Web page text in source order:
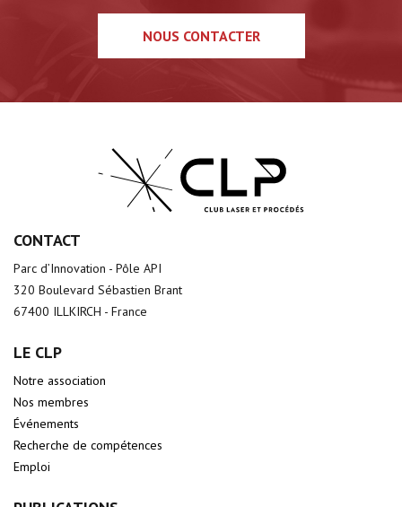
NOUS CONTACTER
CONTACT
Parc d’Innovation - Pôle API
320 Boulevard Sébastien Brant
67400 ILLKIRCH - France
LE CLP
Notre association
Nos membres
Événements
Recherche de compétences
Emploi